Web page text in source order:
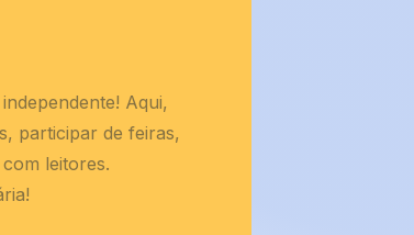
Aqui,
participar de feiras,
leitores.